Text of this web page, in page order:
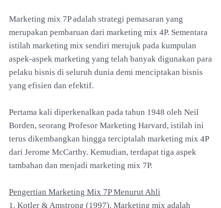
Marketing mix 7P adalah strategi pemasaran yang
merupakan pembaruan dari marketing mix 4P. Sementara
istilah marketing mix sendiri merujuk pada kumpulan
aspek-aspek marketing yang telah banyak digunakan para
pelaku bisnis di seluruh dunia demi menciptakan bisnis
yang efisien dan efektif.
Pertama kali diperkenalkan pada tahun 1948 oleh Neil
Borden, seorang Profesor Marketing Harvard, istilah ini
terus dikembangkan hingga terciptalah marketing mix 4P
dari Jerome McCarthy. Kemudian, terdapat tiga aspek
tambahan dan menjadi marketing mix 7P.
Pengertian Marketing Mix 7P Menurut Ahli
1. Kotler & Amstrong (1997). Marketing mix adalah